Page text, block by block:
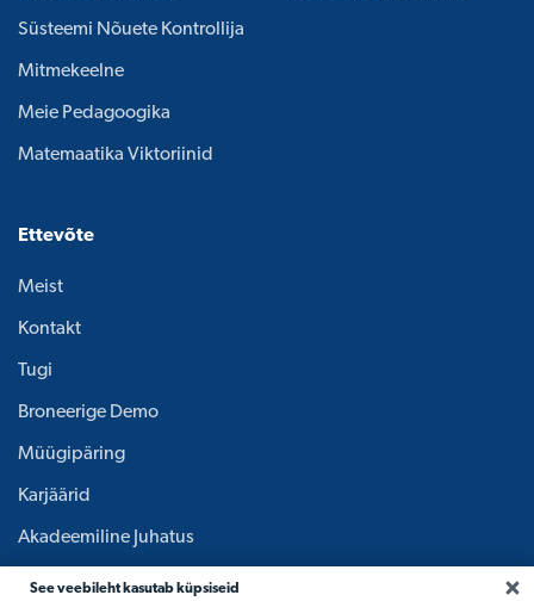
See veebileht kasutab küpsiseid
Süsteemi Nõuete Kontrollija
Mitmekeelne
Meie Pedagoogika
Matemaatika Viktoriinid
Ettevõte
Meist
Kontakt
Tugi
Broneerige Demo
Müügipäring
Karjäärid
Akadeemiline Juhatus